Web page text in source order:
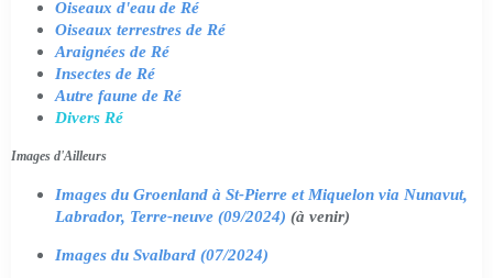
Oiseaux d'eau de Ré
Oiseaux terrestres de Ré
Araignées de Ré
Insectes de Ré
Autre faune de Ré
Divers Ré
Images d'Ailleurs
Images du Groenland à St-Pierre et Miquelon via Nunavut,
Labrador, Terre-neuve (09/2024) (à venir)
Images du Svalbard (07/2024)